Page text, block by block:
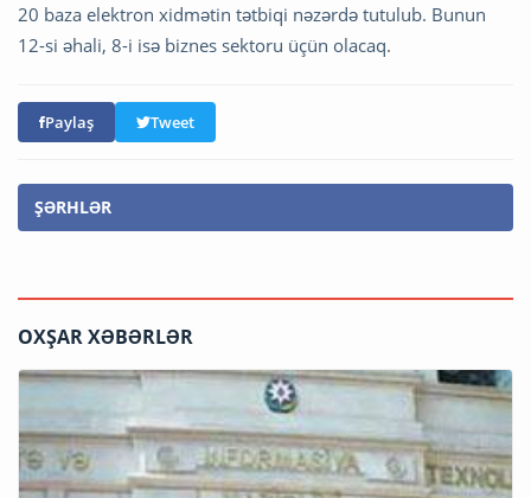
20 baza elektron xidmətin tətbiqi nəzərdə tutulub. Bunun
12-si əhali, 8-i isə biznes sektoru üçün olacaq.
Paylaş Tweet
ŞƏRHLƏR
OXŞAR XƏBƏRLƏR